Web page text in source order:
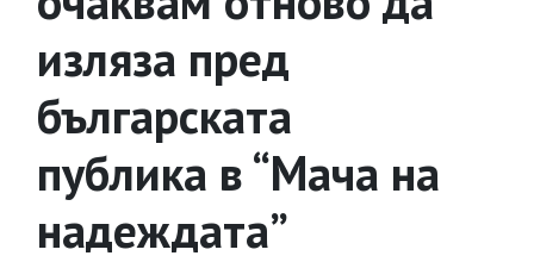
изляза пред
българската
публика в “Мача на
надеждата”